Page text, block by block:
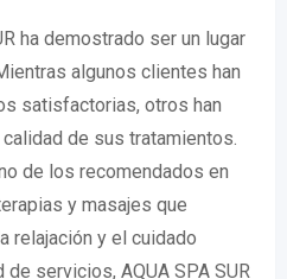
ha demostrado ser un lugar
algunos clientes han
satisfactorias, otros han
de sus tratamientos.
de los recomendados en
y masajes que
relajación y el cuidado
servicios, AQUA SPA SUR